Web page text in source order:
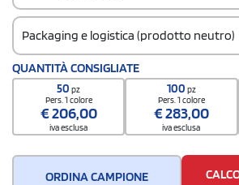
Packaging e logistica (prodotto neutro)
Codice doganale
761510109000000
QUANTITÀ CONSIGLIATE
50pz
Pers. 1 colore
€206,00
iva esclusa
100 pz
Pers. 1 colore
€283,00
iva esclusa
ORDINA CAMPIONE